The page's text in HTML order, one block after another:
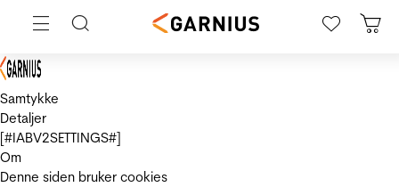
Samtykke
Detaljer
[#IABV2SETTINGS#]
Om
Denne siden bruker cookies